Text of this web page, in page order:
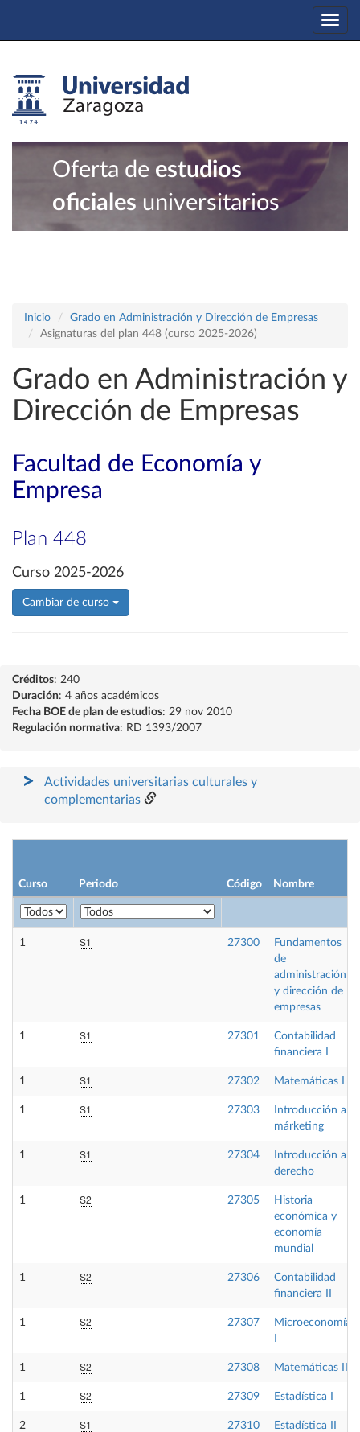
Oferta de estudios
oficiales universitarios
Inicio
Grado en Administración y Dirección de Empresas
Asignaturas del plan 448 (curso 2025-2026)
Grado en Administración y
Dirección de Empresas
Facultad de Economía y
Empresa
Plan 448
Curso 2025-2026
Cambiar de curso
Créditos: 240
Duración: 4 años académicos
Fecha BOE de plan de estudios: 29 nov 2010
Regulación normativa: RD 1393/2007
Actividades universitarias culturales y
complementarias
Curso Periodo Código Nombre
1 S1 27300
Fundamentos
de
administración
y dirección de
empresas
1 S1 27301
Contabilidad
financiera I
1 S1 27302 Matemáticas I
1 S1 27303
Introducción al
márketing
1 S1 27304
Introducción al
derecho
1 S2 27305
Historia
económica y
economía
mundial
1 S2 27306
Contabilidad
financiera II
1 S2 27307
Microeconomía
1 S2 27308 Matemáticas II
1 S2 27309 Estadística I
2 S1 27310 Estadística II